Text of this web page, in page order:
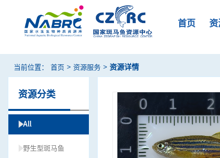
首页
当前位置： 首页 > 资源服务 > 资源详情
资源分类
All
野生型斑马鱼